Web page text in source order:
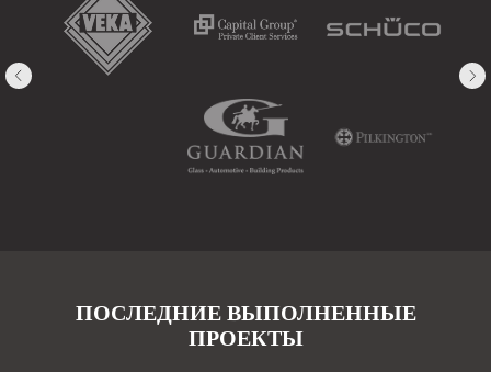
ПОСЛЕДНИЕ ВЫПОЛНЕННЫЕ
ПРОЕКТЫ